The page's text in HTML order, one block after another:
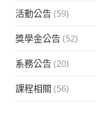
活動公告(59)
獎學金公告(52)
系務公告(20)
課程相關 (56)